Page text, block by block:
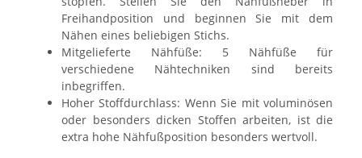
Freihandposition und beginnen Sie mit dem
Nähen eines beliebigen Stichs.
Mitgelieferte Nähfüße: 5 Nähfüße für
verschiedene Nähtechniken sind bereits
inbegriffen.
Hoher Stoffdurchlass: Wenn Sie mit voluminösen
oder besonders dicken Stoffen arbeiten, ist die
extra hohe Nähfußposition besonders wertvoll.